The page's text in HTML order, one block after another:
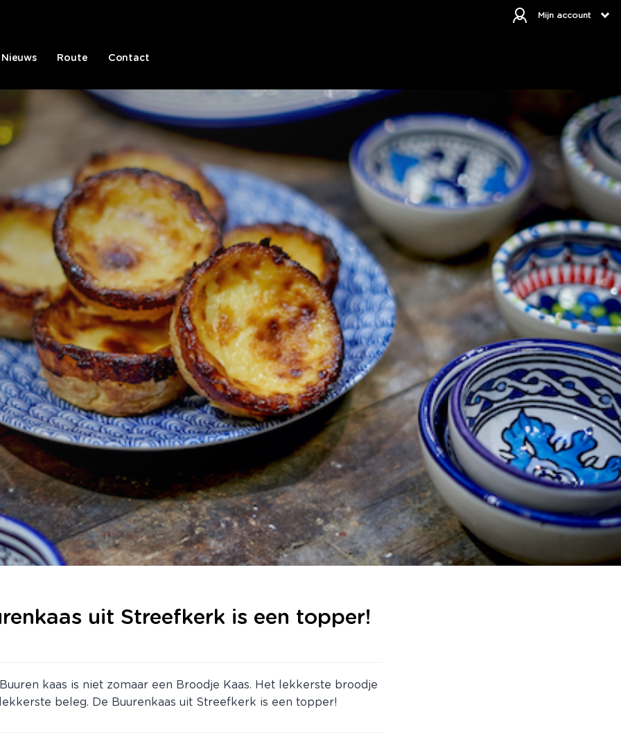
Mijn account
Nieuws Route Contact
uit Streefkerk is een topper!
kaas is niet zomaar een Broodje Kaas. Het lekkerste broodje
beleg. De Buurenkaas uit Streefkerk is een topper!